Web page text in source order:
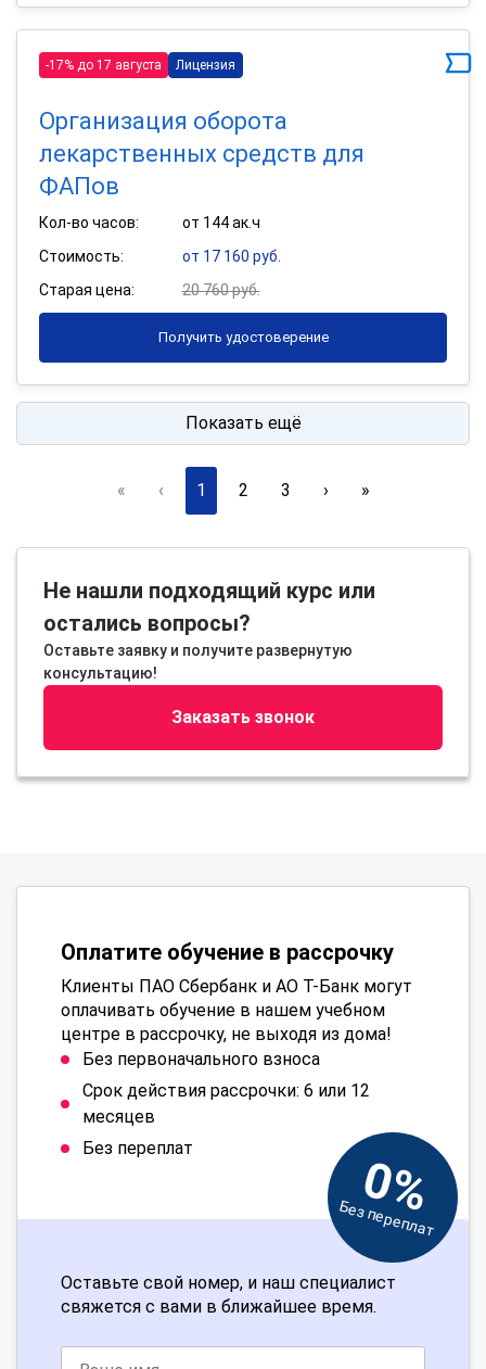
-17% до 17 августа Лицензия
Организация оборота
лекарственных средств для
ФАПов
Кол-во часов:
от 144 ак.ч
Стоимость:
от 17 160 руб.
Старая цена:
20 760 руб.
Получить удостоверение
Показать ещё
« ‹ 1 2 3 › »
Не нашли подходящий курс или
остались вопросы?
Оставьте заявку и получите развернутую
консультацию!
Заказать звонок
Оплатите обучение в рассрочку
Клиенты ПАО Сбербанк и АО Т-Банк могут
оплачивать обучение в нашем учебном
центре в рассрочку, не выходя из дома!
Без первоначального взноса
Срок действия рассрочки: 6 или 12
месяцев
Без переплат
0%
Без переплат
Оставьте свой номер, и наш специалист
свяжется с вами в ближайшее время.